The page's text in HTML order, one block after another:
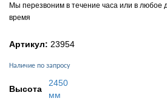
Мы перезвоним в течение часа или в любое
время
Артикул: 23954
Наличие по запросу
Высота
2450
мм